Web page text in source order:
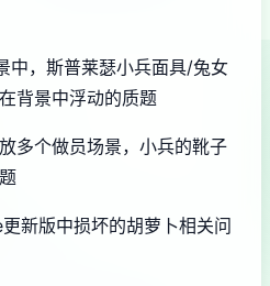
中，斯普莱瑟小兵面具/兔女
背景中浮动的质题
多个做员场景，小兵的靴子
新版中损坏的胡萝卜相关问